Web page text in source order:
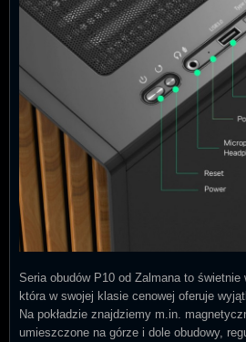
Seria obudów P10 od Zalmana to świetnie
która w swojej klasie cenowej oferuje
Na pokładzie znajdziemy m.in.
umieszczone na górze i dole obudowy,